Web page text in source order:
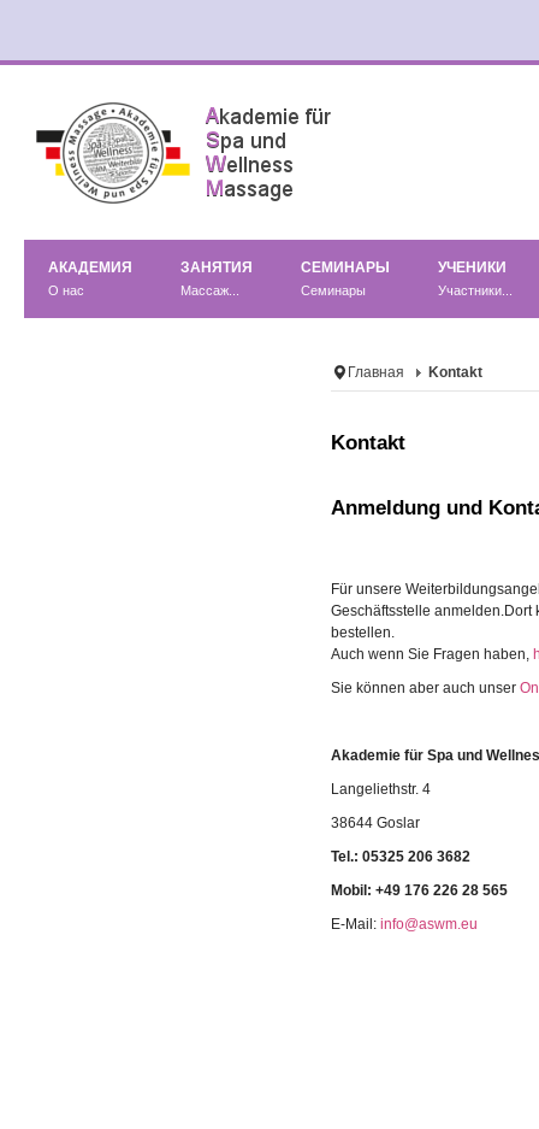
АКАДЕМИЯ
О нас
ЗАНЯТИЯ
Массаж...
СЕМИНАРЫ
Семинары
УЧЕНИКИ
Участники...
Главная Kontakt
Kontakt
Anmeldung und
Für unsere
Geschäftsstelle
bestellen.
Auch wenn Sie Fragen haben,
Sie können aber auch unser
Akademie für Spa und
Langeliethstr. 4
38644 Goslar
Tel.:05325 206 3682
Mobil: +49 176 226 28 565
E-Mail:info@aswm.eu